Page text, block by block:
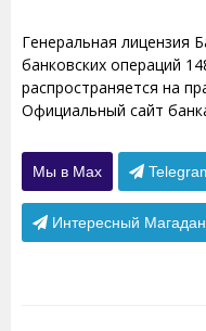
Генеральная лицензия
банковских операций
распространяется на
Официальный сайт
Мы в Max
Интересный Магадан